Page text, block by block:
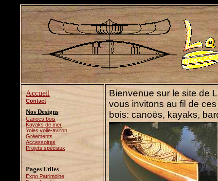
Accueil
Contact
Nos Designs
Canoës bois
Kayaks de mer
Yoles voile-aviron
Gréements
Accessoires
Projets spéciaux
Pages Utiles
Expo Patrimoine
Bienvenue sur le site de
vous invitons au fil de
bois: canoës, kayaks,